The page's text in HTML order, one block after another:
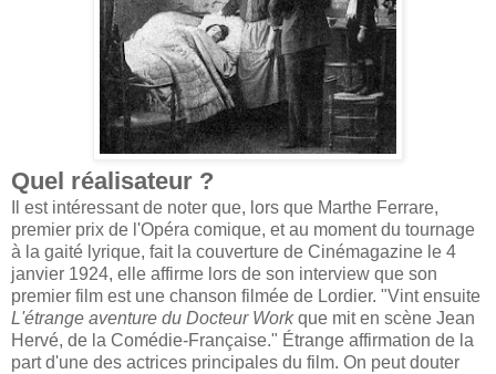
Quel réalisateur ?
Il est intéressant de noter que, lors que Marthe Ferrare,
premier prix de l'Opéra comique, et au moment du tournage
à la gaité lyrique, fait la couverture de Cinémagazine le 4
janvier 1924, elle affirme lors de son interview que son
premier film est une chanson filmée de Lordier. "Vint ensuite
L'étrange aventure du Docteur Workque mit en scène Jean
Hervé, de la Comédie-Française." Étrange affirmation de la
part d'une des actrices principales du film. On peut douter